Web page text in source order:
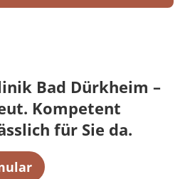
Bad Dürkheim –
Kompetent
für Sie da.